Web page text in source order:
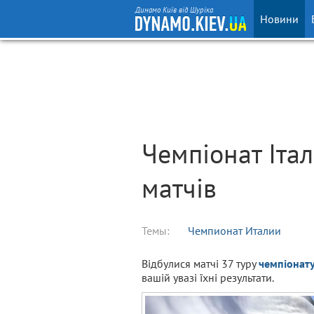
Динамо Київ від Шуріка
Новини
Чемпіонат
матчів
Темы: Чемпионат Италии
Відбулися матчі 37 туручемпіонату
вашій увазі їхні результати.